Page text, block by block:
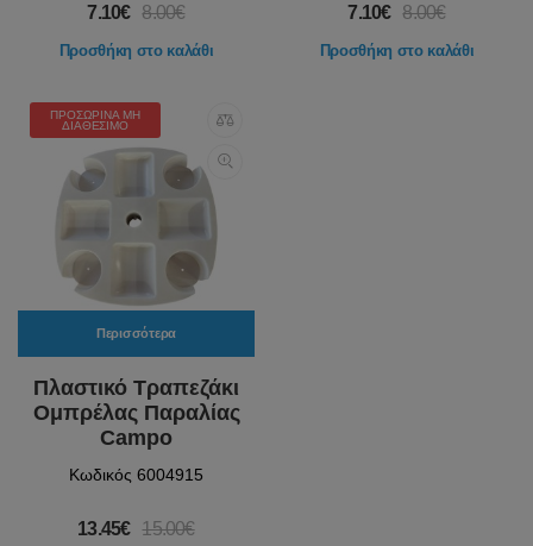
7.10€ 8.00€
Προσθήκη στο καλάθι
7.10€ 8.00€
Προσθήκη στο καλάθι
ΠΡΟΣΩΡΙΝΆ ΜΗ
ΔΙΑΘΈΣΙΜΟ
Περισσότερα
Πλαστικό Τραπεζάκι
Ομπρέλας Παραλίας
Campo
Κωδικός 6004915
13.45€ 15.00€